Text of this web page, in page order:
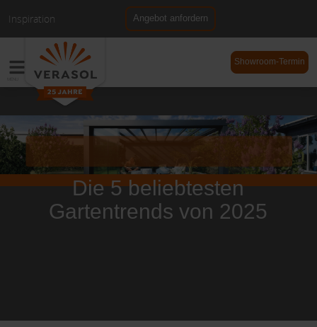
Inspiration Angebot anfordern
DE
Showroom-Termin
Die 5 beliebtesten
Gartentrends von 2025